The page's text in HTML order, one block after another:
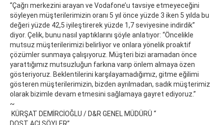
“Çağrı merkezini arayan ve Vodafone’u tavsiye etmeyeceğini
söyleyen müşterilerimizin oranı 5 yıl önce yüzde 3 iken 5 yılda bu
değeri yüzde 42,5 iyileştirerek yüzde 1,7 seviyesine indirdik”
diyor. Çelik, bunu nasıl yaptıklarını şöyle anlatıyor: “Öncelikle
mutsuz müşterilerimizi belirliyor ve onlara yönelik proaktif
çözümler sunmaya çalışıyoruz. Müşteri bizi aramadan önce
yarattığımız mutsuzluğun farkına varıp önlem almaya özen
gösteriyoruz. Beklentilerini karşılayamadığımız, gitme eğilimi
gösteren müşterilerimizin, bizden ayrılmadan, sadık müşterimiz
olarak bizimle devam etmesini sağlamaya gayret ediyoruz.”
~
KÜRŞAT DEMİRCİOĞLU / D&R GENEL MÜDÜRÜ “